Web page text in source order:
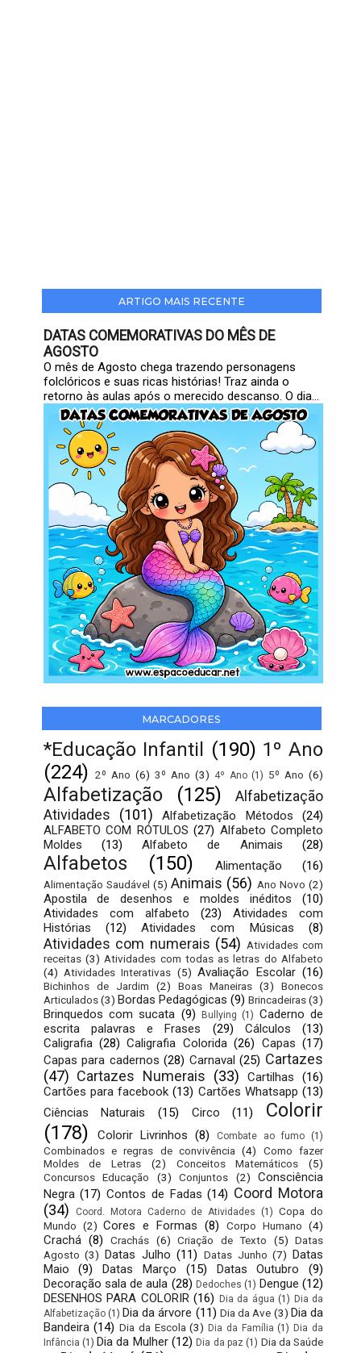
ARTIGO MAIS RECENTE
DATAS COMEMORATIVAS DO MÊS DE
AGOSTO
O mês de Agosto chega trazendo personagens
folclóricos e suas ricas histórias! Traz ainda o
retorno às aulas após o merecido descanso. O dia...
MARCADORES
*Educação Infantil (190) 1º Ano
(224) 2º Ano (6) 3º Ano (3) 4º Ano (1) 5º Ano (6)
Alfabetização (125)
Alfabetização
Atividades
(101) Alfabetização Métodos
(24)
ALFABETO COM RÓTULOS (27) Alfabeto Completo
Moldes
(13) Alfabeto de Animais (28)
Alfabetos (150) Alimentação (16)
Alimentação Saudável (5) Animais (56) Ano Novo (2)
Apostila de desenhos e moldes inéditos
(10)
Atividades com alfabeto
(23)
Atividades com
Histórias
(12) Atividades com Músicas (8)
Atividades com numerais (54) Atividades com
receitas (3) Atividades com todas as letras do Alfabeto
(4) Atividades Interativas (5) Avaliação Escolar (16)
Bichinhos de Jardim (2) Boas Maneiras (3)
Bonecos
Articulados (3) Bordas Pedagógicas (9) Brincadeiras(3)
Brinquedos com sucata (9) Bullying (1) Caderno de
escrita palavras e Frases
(29) Cálculos
(13)
Caligrafia (28) Caligrafia Colorida (26) Capas (17)
Capas para cadernos (28) Carnaval (25) Cartazes
(47) Cartazes Numerais (33) Cartilhas
(16)
Cartões para facebook (13) Cartões Whatsapp (13)
Ciências Naturais
(15) Circo (11)
Colorir
(178)
Colorir Livrinhos (8) Combate ao fumo (1)
Combinados e regras de convivência (4)
Como fazer
Moldes de Letras
(2) Conceitos Matemáticos
(5)
Concursos Educação
(3) Conjuntos (2)
Consciência
Negra (17) Contos de Fadas (14) Coord Motora
(34)
Coord. Motora Caderno de Atividades (1) Copa do
Mundo (2) Cores e Formas (8) Corpo Humano (4)
Crachá (8) Crachás (6) Criação de Texto (5) Datas
Agosto (3) Datas Julho (11) Datas Junho (7) Datas
Maio
(9) Datas Março (15) Datas Outubro
(9)
Decoração sala de aula (28) Dedoches (1) Dengue (12)
DESENHOS PARA COLORIR (16) Dia da água (1) Dia da
Alfabetização (1) Dia da árvore (11) Dia da Ave (3) Dia da
Bandeira (14) Dia da Escola (3) Dia da Família (1) Dia da
Infância (1) Dia da Mulher (12) Dia da paz (1) Dia da Saúde